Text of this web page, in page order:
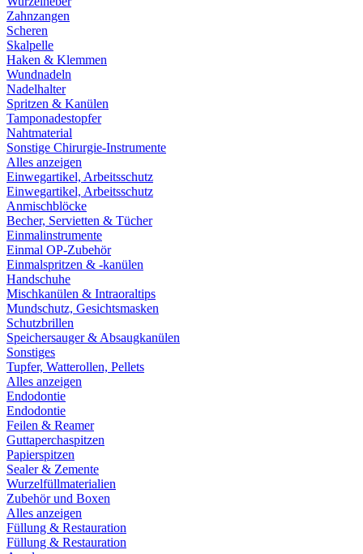
Zahnzangen
Scheren
Skalpelle
Haken & Klemmen
Wundnadeln
Nadelhalter
Spritzen & Kanülen
Tamponadestopfer
Nahtmaterial
Sonstige Chirurgie-Instrumente
Alles anzeigen
Einwegartikel, Arbeitsschutz
Einwegartikel, Arbeitsschutz
Anmischblöcke
Becher, Servietten & Tücher
Einmalinstrumente
Einmal OP-Zubehör
Einmalspritzen & -kanülen
Handschuhe
Mischkanülen & Intraoraltips
Mundschutz, Gesichtsmasken
Schutzbrillen
Speichersauger & Absaugkanülen
Sonstiges
Tupfer, Watterollen, Pellets
Alles anzeigen
Endodontie
Endodontie
Feilen & Reamer
Guttaperchaspitzen
Papierspitzen
Sealer & Zemente
Wurzelfüllmaterialien
Zubehör und Boxen
Alles anzeigen
Füllung & Restauration
Füllung & Restauration